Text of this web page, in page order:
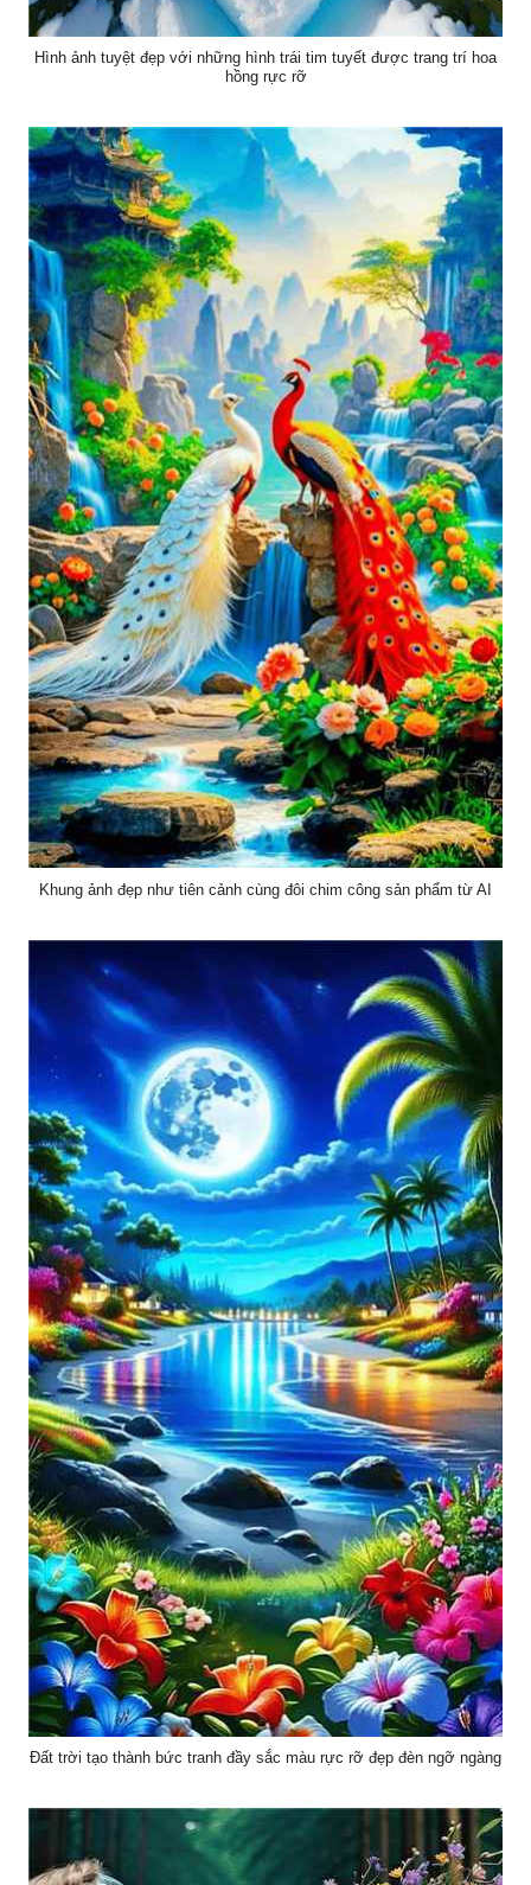
Hình ảnh tuyệt đẹp với những hình trái tim tuyết được trang trí hoa
hồng rực rỡ
Khung ảnh đẹp như tiên cảnh cùng đôi chim công sản phẩm từ AI
Đất trời tạo thành bức tranh đầy sắc màu rực rỡ đẹp đèn ngỡ ngàng